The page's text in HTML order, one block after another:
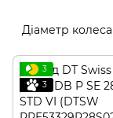
Діаметр колеса
3
3